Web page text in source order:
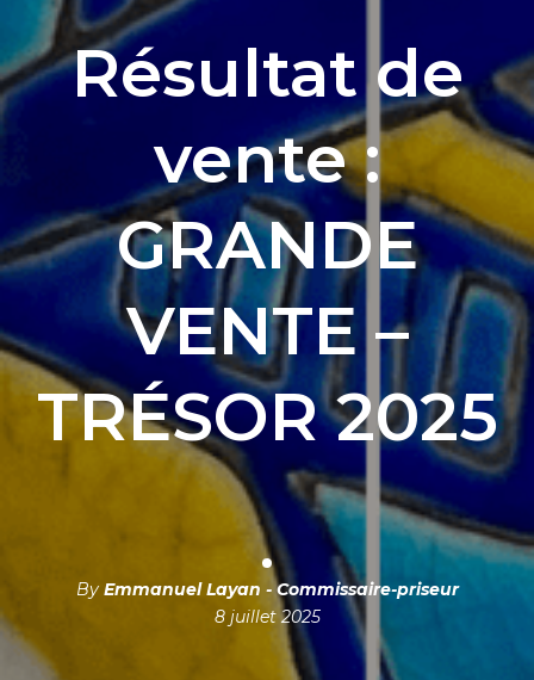
Résultat de
vente :
GRANDE
VENTE –
TRÉSOR 2025
By Emmanuel Layan - Commissaire-priseur
8 juillet 2025